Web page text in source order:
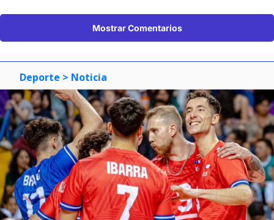
Mostrar Comentarios
Deporte > Noticia